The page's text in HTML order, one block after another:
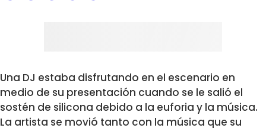
Una DJ estaba disfrutando en el escenario en
medio de su presentación cuando se le salió el
sostén de silicona debido a la euforia y la música.
La artista se movió tanto con la música que su